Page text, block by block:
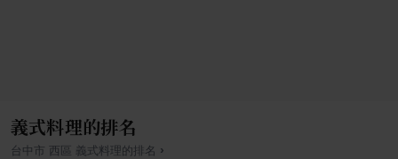
義式料理的排名
台中市 西區 義式料理的排名 ›